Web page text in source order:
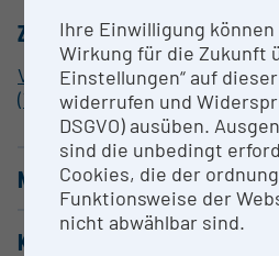
ZUORDNUNG ZUR
Vienna Center for Quantum
(VCQ)
NUTZUNGSBEDINGUNGEN
KOOPERATIONSPARTNER
Ihre Einwilligung
Wirkung für die Zukunft
Einstellungen“ auf
widerrufen und
DSGVO) ausüben.
sind die unbedingt
Cookies, die der
Funktionsweise der
nicht abwählbar sind.